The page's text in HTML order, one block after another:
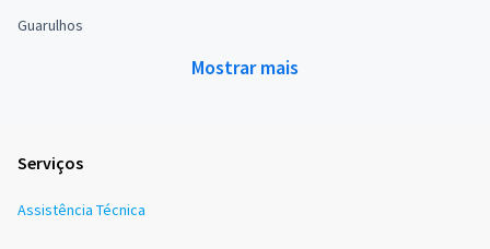
Guarulhos
Mostrar mais
Serviços
Assistência Técnica